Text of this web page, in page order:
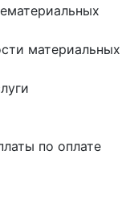
материальных
по оплате